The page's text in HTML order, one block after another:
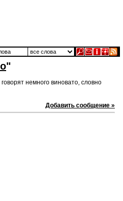
"
немного виновато, словно
Добавить сообщение »